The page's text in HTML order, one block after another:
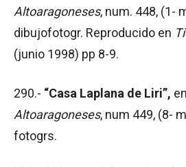
Altoaragoneses, num. 448, (1-
dibujofotogr. Reproducido en
(junio 1998) pp 8-9.
290.- “Casa Laplana de Liri”, en
Altoaragoneses, num 449, (8-
fotogrs.